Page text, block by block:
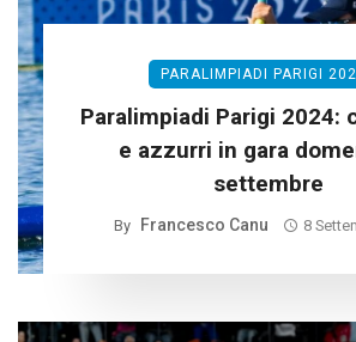
PARALIMPIADI PARIGI
Paralimpiadi Parigi 2024:
e azzurri in gara
settembre
By Francesco Canu 8